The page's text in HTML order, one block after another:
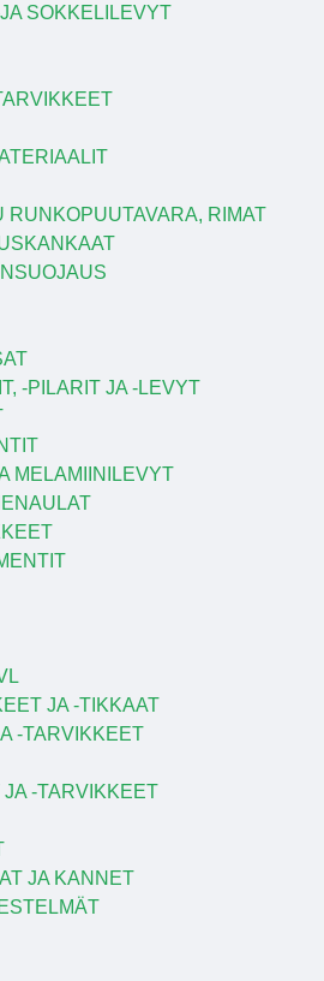
SOKKELILEVYT
RUNKOPUUTAVARA, RIMAT
-PILARIT JA -LEVYT
MELAMIINILEVYT
JA -TIKKAAT
-TARVIKKEET
JA -TARVIKKEET
JA KANNET